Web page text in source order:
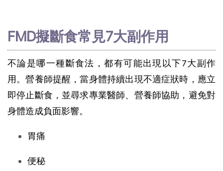
FMD擬斷食常見7大副作用
不論是哪一種斷食法，都有可能出現以下7大副作
用。營養師提醒，當身體持續出現不適症狀時，應立
即停止斷食，並尋求專業醫師、營養師協助，避免對
身體造成負面影響。
胃痛
便秘